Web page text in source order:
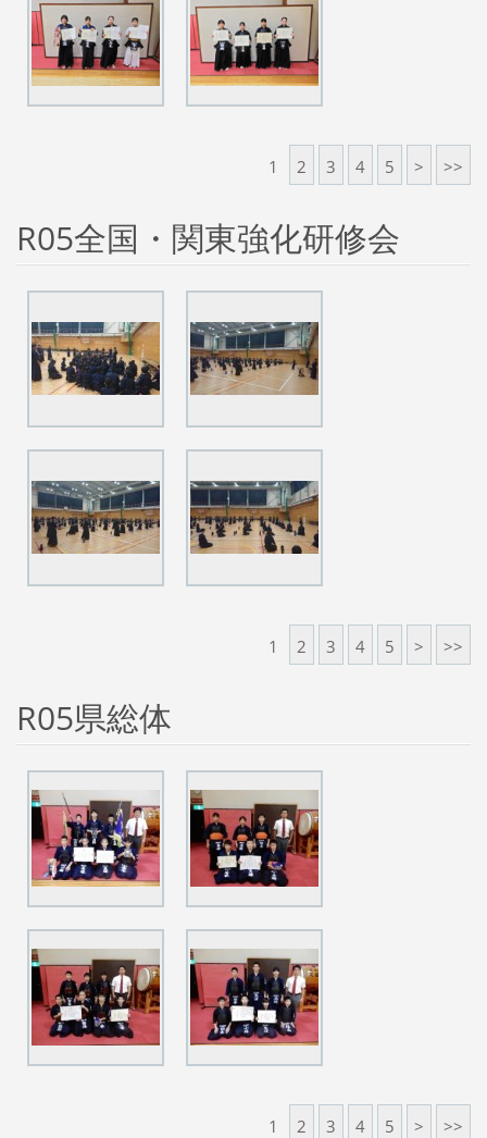
1 2 3 4 5 > >>
R05全国・関東強化研修会
1 2 3 4 5 > >>
R05県総体
1 2 3 4 5 > >>